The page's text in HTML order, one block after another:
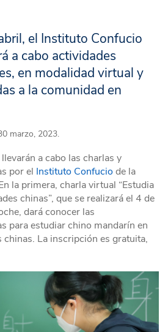
el Instituto Confucio
a cabo actividades
en modalidad virtual y
a la comunidad en
marzo, 2023.
a cabo las charlas y
por el Instituto Confucio de la
la primera, charla virtual “Estudia
chinas”, que se realizará el 4 de
dará conocer las
para estudiar chino mandarín en
La inscripción es gratuita,